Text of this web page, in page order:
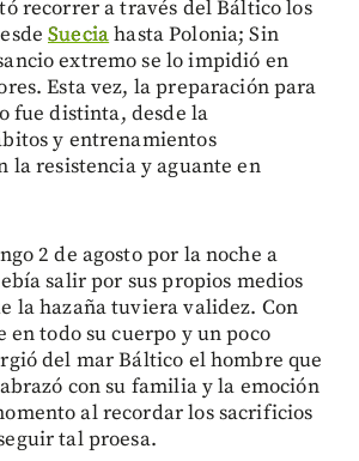
recorrer a través del Báltico los
Sueciahasta Polonia; Sin
extremo se lo impidió en
Esta vez, la preparación para
fue distinta, desde la
y entrenamientos
la resistencia y aguante en
2 de agosto por la noche a
salir por sus propios medios
la hazaña tuviera validez. Con
todo su cuerpo y un poco
del mar Báltico el hombre que
con su familia y la emoción
al recordar los sacrificios
tal proesa.